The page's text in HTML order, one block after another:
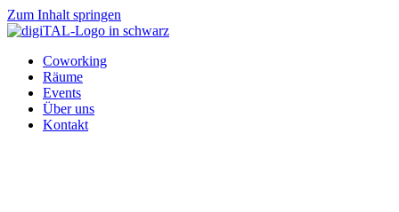
Zum Inhalt springen
Coworking
Räume
Events
Über uns
Kontakt